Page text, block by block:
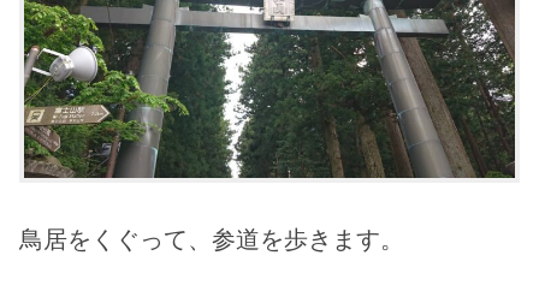
鳥居をくぐって、参道を歩きます。